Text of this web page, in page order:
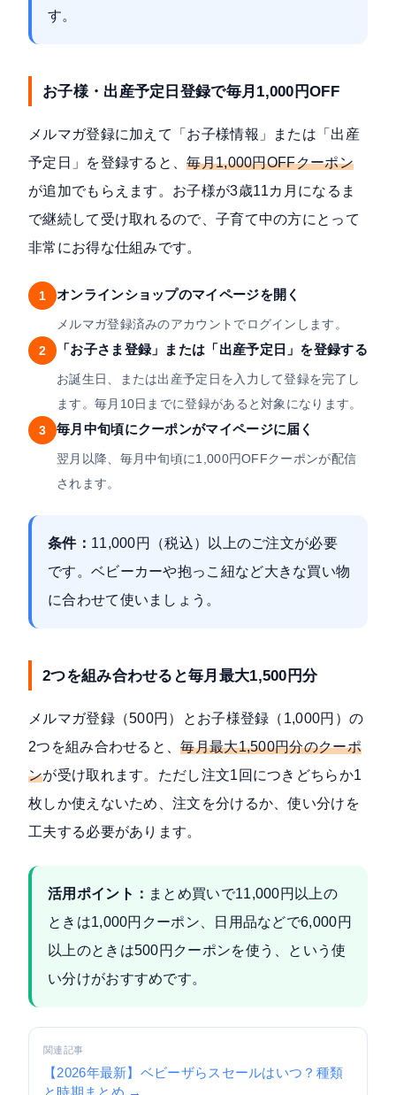
す。
お子様・出産予定日登録で毎月1,000円OFF
メルマガ登録に加えて「お子様情報」または「出産
予定日」を登録すると、毎月1,000円OFFクーポン
が追加でもらえます。お子様が3歳11カ月になるま
で継続して受け取れるので、子育て中の方にとって
非常にお得な仕組みです。
1 オンラインショップのマイページを開く
メルマガ登録済みのアカウントでログインします。
2
「お子さま登録」または「出産予定日」を登録する
お誕生日、または出産予定日を入力して登録を完了し
ます。毎月10日までに登録があると対象になります。
3
毎月中旬頃にクーポンがマイページに届く
翌月以降、毎月中旬頃に1,000円OFFクーポンが配信
されます。
条件： 11,000円（税込）以上のご注文が必要
です。ベビーカーや抱っこ紐など大きな買い物
に合わせて使いましょう。
2つを組み合わせると毎月最大1,500円分
メルマガ登録（500円）とお子様登録（1,000円）の
2つを組み合わせると、毎月最大1,500円分のクーポ
ンが受け取れます。ただし注文1回につきどちらか1
枚しか使えないため、注文を分けるか、使い分けを
工夫する必要があります。
活用ポイント： まとめ買いで11,000円以上の
ときは1,000円クーポン、日用品などで6,000円
以上のときは500円クーポンを使う、という使
い分けがおすすめです。
関連記事
【2026年最新】ベビーザらスセールはいつ？種類